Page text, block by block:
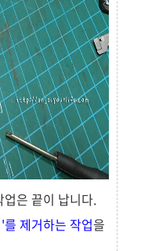
은 끝이 납니다.
제거하는 작업을